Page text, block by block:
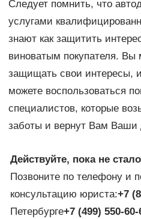
Следует помнить, что
услугами
знают как защитить
виноватым покупателя. Вы
защищать свои интересы, и
можете воспользоваться
специалистов, которые
заботы и вернут Вам Ваши
Действуйте, пока не
Позвоните по телефону и
консультацию юриста:+7
Петербурге+7 (499) 550-60-